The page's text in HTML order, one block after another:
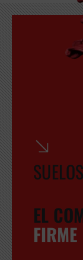
EL
FIRME